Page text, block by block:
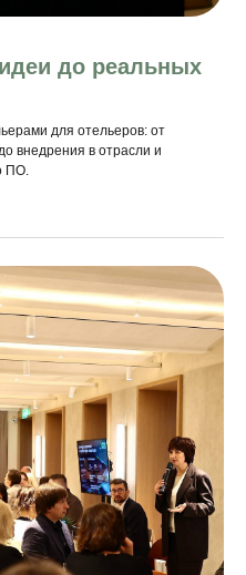
до реальных
для отельеров: от
внедрения в отрасли и
ПО.